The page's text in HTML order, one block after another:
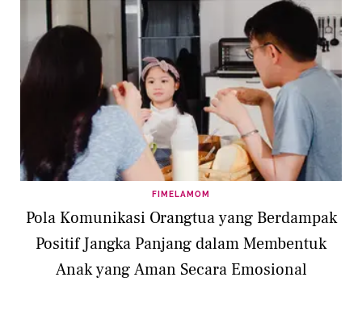
FIMELAMOM
Pola Komunikasi Orangtua yang Berdampak
Positif Jangka Panjang dalam Membentuk
Anak yang Aman Secara Emosional